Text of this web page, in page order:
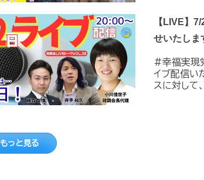
【LIVE】
せいたしま
#幸福実現
イブ配信い
スに対して
もっと見る